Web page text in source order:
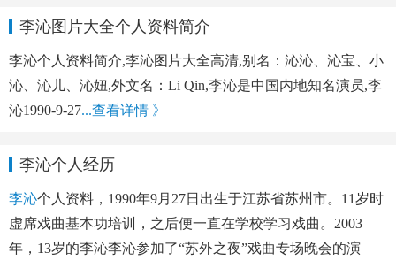
李沁图片大全个人资料简介
李沁个人资料简介,李沁图片大全高清,别名：沁沁、沁宝、小
沁、沁儿、沁妞,外文名：Li Qin,李沁是中国内地知名演员,李
沁1990-9-27...查看详情 》
李沁个人经历
李沁个人资料，1990年9月27日出生于江苏省苏州市。11岁时
虚席戏曲基本功培训，之后便一直在学校学习戏曲。2003
年，13岁的李沁李沁参加了“苏外之夜”戏曲专场晚会的演